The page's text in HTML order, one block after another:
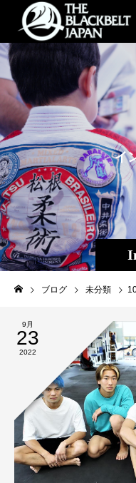
イ
ブログ 未分類 10/16(日
9月
23
2022